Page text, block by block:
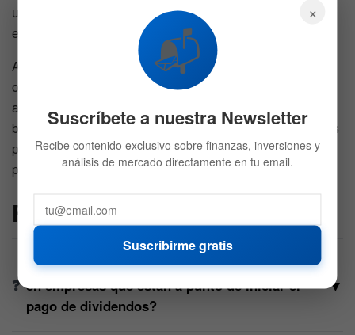
un
firme camino de crecimiento y métricas de retorno
excepcionales.
Actualmente, las acciones de la compañía de calzado de
ocio acumulan un
avance del 10%
año fiscal de operaciones bursátiles. La confluencia de
balances limpios de deuda y flujos de efectivo predecibles
posiciona al activo como un candidato idóneo para iniciar
pagos de utilidades.
FAQs
¿Por qué Morgan Stanley recomienda invertir
en empresas que están a punto de iniciar el
pago de dividendos?
▼
×
📬
Suscríbete a nuestra Newsletter
Recibe contenido exclusivo sobre finanzas, inversiones y
análisis de mercado directamente en tu email.
Suscribirme gratis